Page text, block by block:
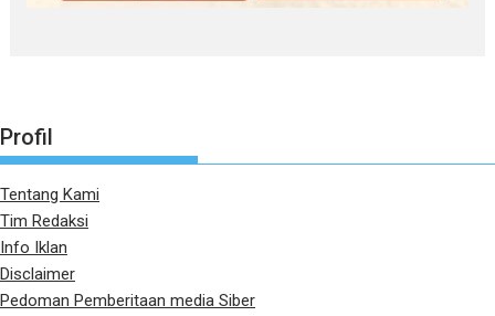
Profil
Tentang Kami
Tim Redaksi
Info Iklan
Disclaimer
Pedoman Pemberitaan media Siber